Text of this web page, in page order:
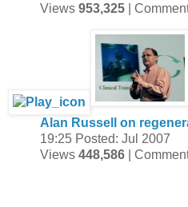
Views 953,325 |
Alan Russell on
19:25 Posted: Jul 2007
Views 448,586 |